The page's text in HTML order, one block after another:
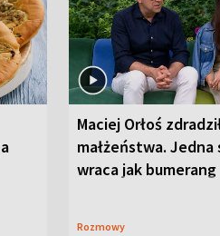
Maciej Orłoś
małżeństwa. Jedna
wraca jak bumerang
Rozmowy